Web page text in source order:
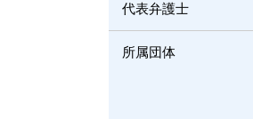
代表弁護士
所属団体